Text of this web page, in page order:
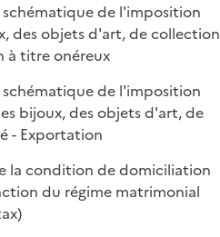
schématique de l'imposition
des objets d'art, de collection
à titre onéreux
schématique de l'imposition
bijoux, des objets d'art, de
- Exportation
la condition de domiciliation
du régime matrimonial